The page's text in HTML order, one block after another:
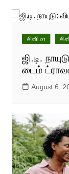
சினிமா
ஜி.டி.
டைம்
August 6,